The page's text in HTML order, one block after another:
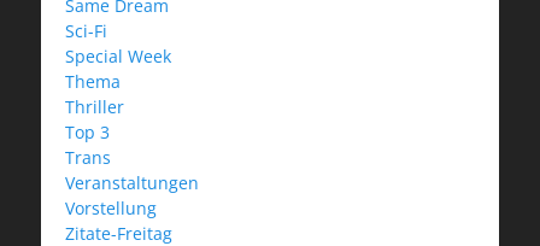
Same Dream
Sci-Fi
Special Week
Thema
Thriller
Top 3
Trans
Veranstaltungen
Vorstellung
Zitate-Freitag